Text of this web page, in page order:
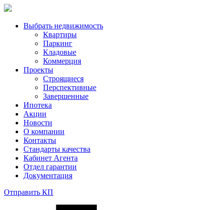
Выбрать недвижимость
Квартиры
Паркинг
Кладовые
Коммерция
Проекты
Строящиеся
Перспективные
Завершенные
Ипотека
Акции
Новости
О компании
Контакты
Стандарты качества
Кабинет Агента
Отдел гарантии
Документация
Отправить КП